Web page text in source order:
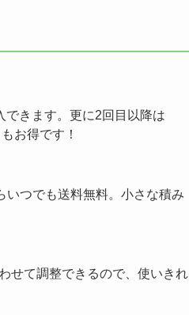
きます。更に2回目以降は
お得です！
いつでも送料無料。小さな積み
せて調整できるので、使いきれ